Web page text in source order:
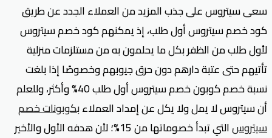
سعى سيتروس على جذب المزيد من العملاء الجدد عن طريق
كود خصم سيتروس أول طلب، إذ يمكنهم كود خصم سيتروس
لأول طلب من الظفر بكل ما يحلمون به من مستلزمات منزلية
تأتيهم حتى عتبة دارهم دون حرق جيوبهم وخصوصًا إذا بلغت
نسبة خصم كوبون خصم سيتروس أول طلب 40% وأكثر، وللعلم
أن سيتروس لا يمل ولا يكل عن إمداد العملاءبكوبونات خصم
سيتروس
التي تبدأ خصوماتها من 15%؛ لأن هدفه الأول والأخير